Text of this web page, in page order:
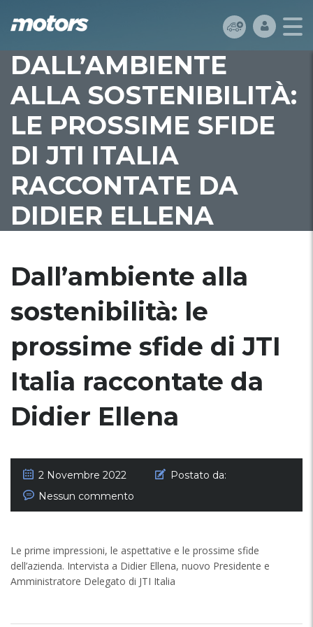
DALL’AMBIENTE
ALLA SOSTENIBILITÀ:
LE PROSSIME SFIDE
DI JTI ITALIA
RACCONTATE DA
DIDIER ELLENA
Dall’ambiente alla
sostenibilità: le
prossime sfide di JTI
Italia raccontate da
Didier Ellena
2 Novembre 2022
Postato da:
Nessun commento
Le prime impressioni, le aspettative e le prossime sfide
dell’azienda. Intervista a Didier Ellena, nuovo Presidente e
Amministratore Delegato di JTI Italia